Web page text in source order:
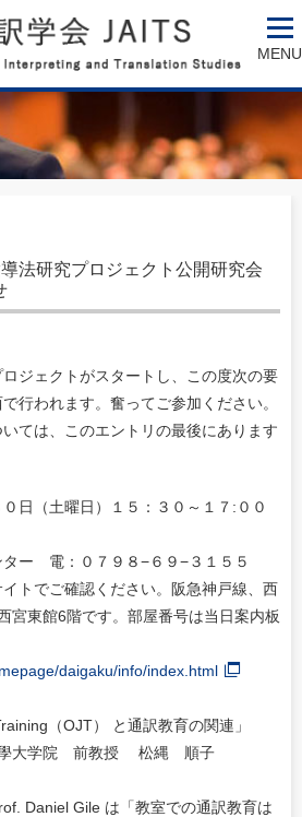
MENU
法研究プロジェクト公開研究会
ジェクトがスタートし、この度次の要
行われます。奮ってご参加ください。
ては、このエントリの最後にあります
日（土曜日）１５：３０～１７:００
ター 電：０７９８−６９−３１５５
トでご確認ください。阪急神戸線、西
宮東館6階です。部屋番号は当日案内板
daigaku/info/index.html
（OJT） と通訳教育の関連」
學大学院 前教授 松縄 順子
Gile は「教室での通訳教育は